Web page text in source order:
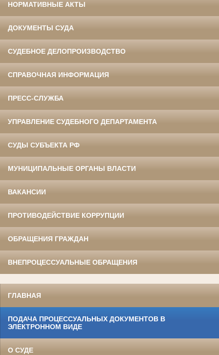
НОРМАТИВНЫЕ АКТЫ
ДОКУМЕНТЫ СУДА
СУДЕБНОЕ ДЕЛОПРОИЗВОДСТВО
СПРАВОЧНАЯ ИНФОРМАЦИЯ
ПРЕСС-СЛУЖБА
УПРАВЛЕНИЕ СУДЕБНОГО ДЕПАРТАМЕНТА
СУДЫ СУБЪЕКТА РФ
МУНИЦИПАЛЬНЫЕ ОРГАНЫ ВЛАСТИ
ВАКАНСИИ
ПРОТИВОДЕЙСТВИЕ КОРРУПЦИИ
ОБРАЩЕНИЯ ГРАЖДАН
ВНЕПРОЦЕССУАЛЬНЫЕ ОБРАЩЕНИЯ
ГЛАВНАЯ
ПОДАЧА ПРОЦЕССУАЛЬНЫХ ДОКУМЕНТОВ В
ЭЛЕКТРОННОМ ВИДЕ
О СУДЕ